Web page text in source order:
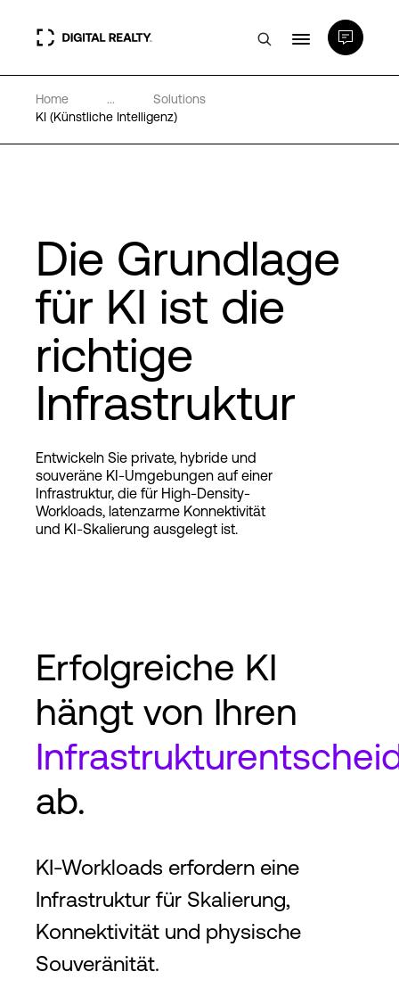
Rechenzentren
Über uns
Language
Login
Home ...
Solutions
KI (Künstliche Intelligenz)
Die Grundlage
für KI ist die
richtige
Infrastruktur
Entwickeln Sie private, hybride und
souveräne KI-Umgebungen auf einer
Infrastruktur, die für High-Density-
Workloads, latenzarme Konnektivität
und KI-Skalierung ausgelegt ist.
Erfolgreiche KI
hängt von Ihren
ab.
KI-Workloads erfordern eine
Infrastruktur für Skalierung,
Konnektivität und physische
Souveränität.